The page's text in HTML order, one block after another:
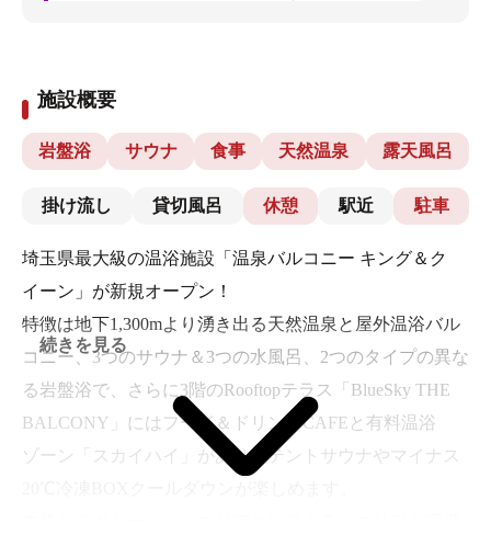
施設概要
岩盤浴 サウナ 食事 天然温泉 露天風呂
掛け流し 貸切風呂 休憩 駅近 駐車
埼玉県最大級の温浴施設「温泉バルコニー キング＆ク
イーン」が新規オープン！
特徴は地下1,300mより湧き出る天然温泉と屋外温浴バル
コニー、3つのサウナ＆3つの水風呂、2つのタイプの異な
る岩盤浴で、さらに3階のRooftopテラス「BlueSky THE
BALCONY」にはフード＆ドリンクCAFEと有料温浴
ゾーン「スカイハイ」があり、テントサウナやマイナス
続きを見る